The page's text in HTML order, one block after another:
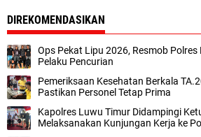
DIREKOMENDASIKAN
Ops Pekat Lipu 2026, Resmob
Pelaku Pencurian
Pemeriksaan Kesehatan Berkala
Pastikan Personel Tetap Prima
Kapolres Luwu Timur Didampingi
Melaksanakan Kunjungan Kerja ke